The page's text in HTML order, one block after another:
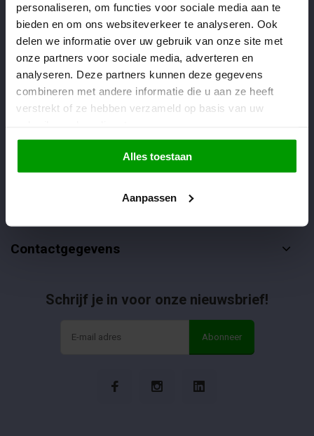
personaliseren, om functies voor sociale media aan te
bieden en om ons websiteverkeer te analyseren. Ook
delen we informatie over uw gebruik van onze site met
onze partners voor sociale media, adverteren en
analyseren. Deze partners kunnen deze gegevens
combineren met andere informatie die u aan ze heeft
verstrekt of ze hebben verzameld op basis van uw
Alles toestaan
Aanpassen
Klantenservice
Veelgestelde vragen
085-4012406
info@dropgigant.nl
Klantenservice
Contactgegevens
Schrijf je in voor onze nieuwsbrief!
Abonneer